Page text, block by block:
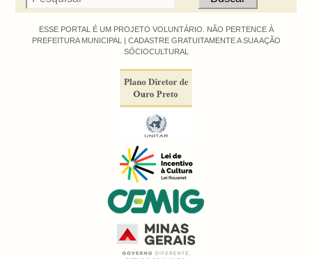
ESSE PORTAL É UM PROJETO VOLUNTÁRIO. NÃO PERTENCE À
PREFEITURA MUNICIPAL | CADASTRE GRATUITAMENTE A SUA AÇÃO
SÓCIOCULTURAL